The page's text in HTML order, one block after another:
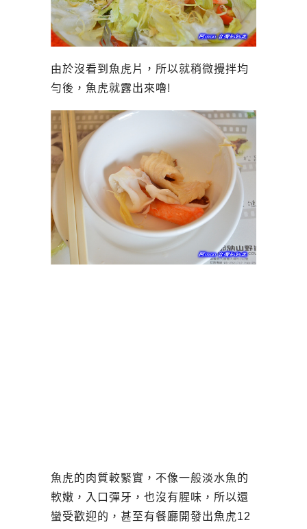
由於沒看到魚虎片，所以就稍微攪拌均
勻後，魚虎就露出來嚕!
魚虎的肉質較緊實，不像一般淡水魚的
軟嫩，入口彈牙，也沒有腥味，所以還
蠻受歡迎的，甚至有餐廳開發出魚虎12